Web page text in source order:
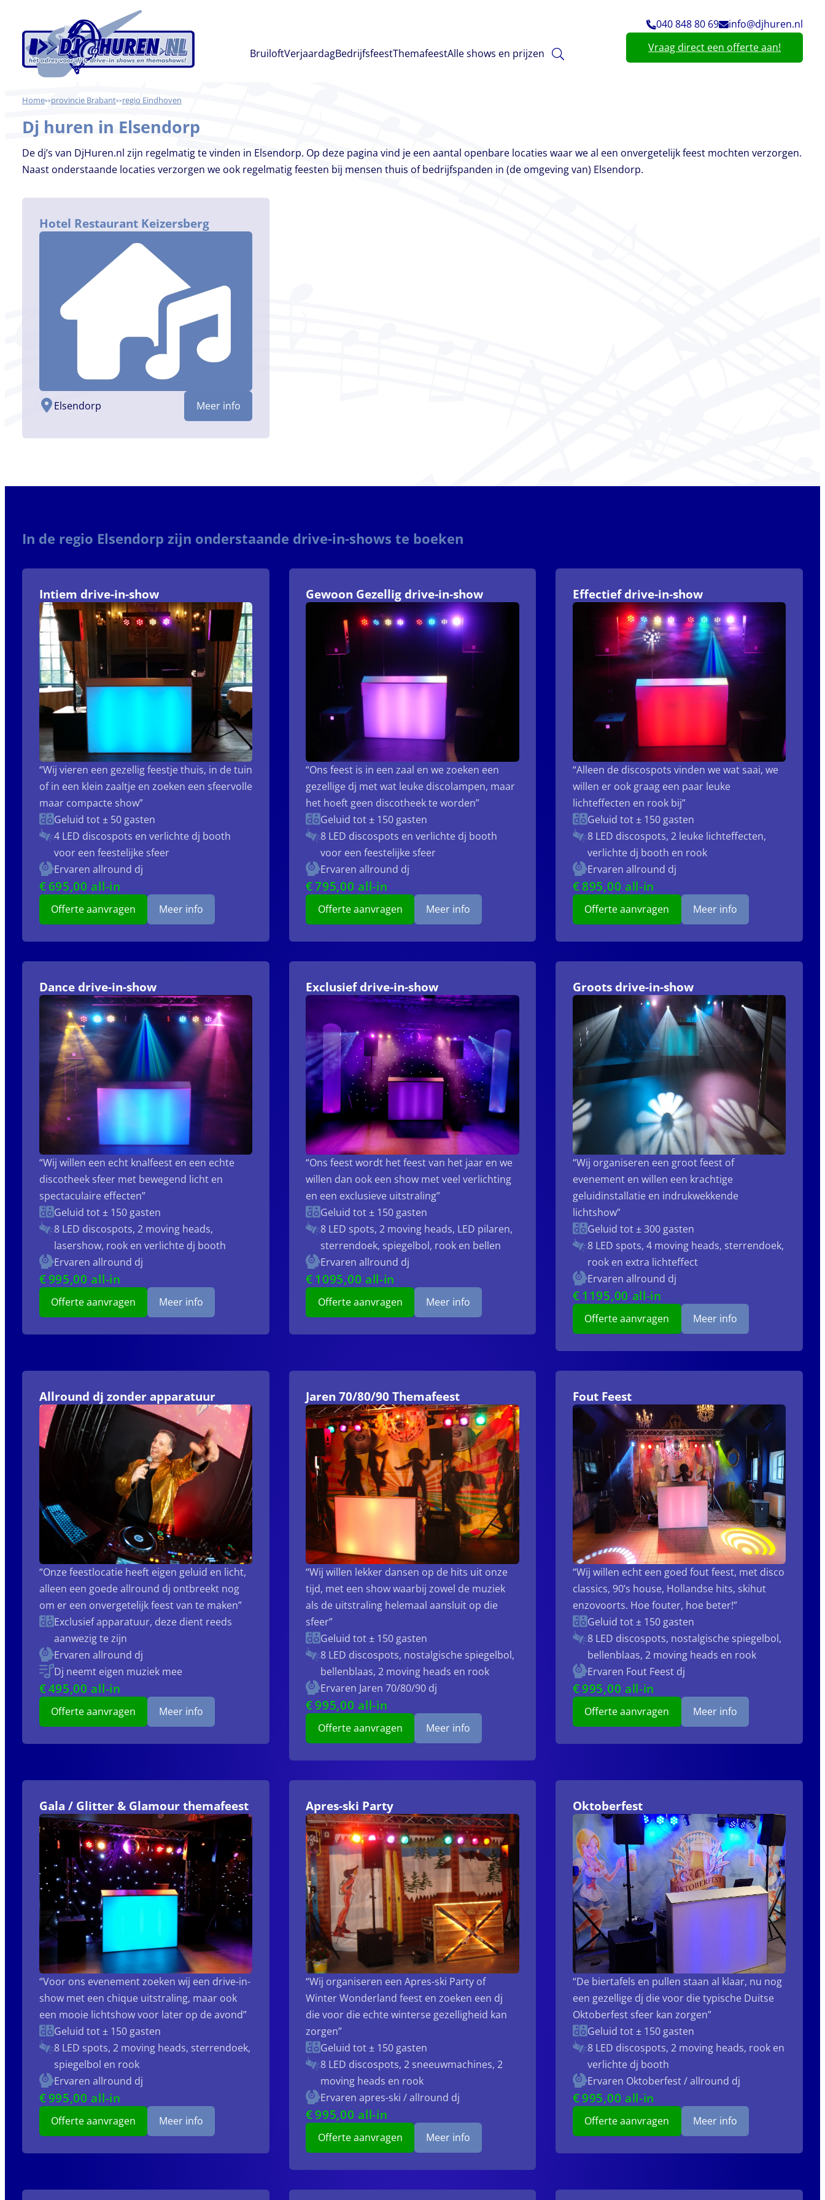
naar
inhoud
BruiloftVerjaardagBedrijfsfeestThemafeestAlle shows en prijzen
040 848 80 69
info@djhuren.nl
Vraag direct een offerte aan!
Home>> Brabant>> Eindhoven
Dj huren in Elsendorp
De dj’s van DjHuren.nl zijn regelmatig te vinden in Elsendorp. Op deze pagina vind je een aantal openbare locaties waar we al een onvergetelijk feest mochten verzorgen.
Naast onderstaande locaties verzorgen we ook regelmatig feesten bij mensen thuis of bedrijfspanden in (de omgeving van) Elsendorp.
Hotel Restaurant Keizersberg
Elsendorp Meer info
In de regio Elsendorp zijn onderstaande drive-in-shows te boeken
Intiem drive-in-show
“Wij vieren een gezellig feestje thuis, in de tuin
of in een klein zaaltje en zoeken een sfeervolle
maar compacte show”
Geluid tot ± 50 gasten
4 LED discospots en verlichte dj booth
voor een feestelijke sfeer
Ervaren allround dj
€ 695,00 all-in
Offerte aanvragen Meer info
Gewoon Gezellig drive-in-show
“Ons feest is in een zaal en we zoeken een
gezellige dj met wat leuke discolampen, maar
het hoeft geen discotheek te worden”
Geluid tot ± 150 gasten
8 LED discospots en verlichte dj booth
voor een feestelijke sfeer
Ervaren allround dj
€795,00 all-in
Offerte aanvragen Meer info
Effectief drive-in-show
“Alleen de discospots vinden we wat saai, we
willen er ook graag een paar leuke
lichteffecten en rook bij”
Geluid tot ± 150 gasten
8 LED discospots, 2 leuke lichteffecten,
verlichte dj booth en rook
Ervaren allround dj
€895,00 all-in
Offerte aanvragen Meer info
Dance drive-in-show
“Wij willen een echt knalfeest en een echte
discotheek sfeer met bewegend licht en
spectaculaire effecten”
Geluid tot ± 150 gasten
8 LED discospots, 2 moving heads,
lasershow, rook en verlichte dj booth
Ervaren allround dj
€995,00 all-in
Offerte aanvragen Meer info
Exclusief drive-in-show
“Ons feest wordt het feest van het jaar en we
willen dan ook een show met veel verlichting
en een exclusieve uitstraling”
Geluid tot ± 150 gasten
8 LED spots, 2 moving heads, LED pilaren,
sterrendoek, spiegelbol, rook en bellen
Ervaren allround dj
€ 1095,00 all-in
Offerte aanvragen Meer info
Groots drive-in-show
“Wij organiseren een groot feest of
evenement en willen een krachtige
geluidinstallatie en indrukwekkende
lichtshow”
Geluid tot ± 300 gasten
8 LED spots, 4 moving heads, sterrendoek,
rook en extra lichteffect
Ervaren allround dj
€ 1195,00 all-in
Offerte aanvragen Meer info
Allround dj zonder apparatuur
“Onze feestlocatie heeft eigen geluid en licht,
alleen een goede allround dj ontbreekt nog
om er een onvergetelijk feest van te maken”
Exclusief apparatuur, deze dient reeds
aanwezig te zijn
Ervaren allround dj
Dj neemt eigen muziek mee
€495,00 all-in
Offerte aanvragen Meer info
Jaren 70/80/90 Themafeest
“Wij willen lekker dansen op de hits uit onze
tijd, met een show waarbij zowel de muziek
als de uitstraling helemaal aansluit op die
sfeer”
Geluid tot ± 150 gasten
8 LED discospots, nostalgische spiegelbol,
bellenblaas, 2 moving heads en rook
Ervaren Jaren 70/80/90 dj
€995,00 all-in
Offerte aanvragen Meer info
Fout Feest
“Wij willen echt een goed fout feest, met disco
classics, 90’s house, Hollandse hits, skihut
enzovoorts. Hoe fouter, hoe beter!”
Geluid tot ± 150 gasten
8 LED discospots, nostalgische spiegelbol,
bellenblaas, 2 moving heads en rook
Ervaren Fout Feest dj
€995,00 all-in
Offerte aanvragen Meer info
Gala / Glitter & Glamour themafeest
“Voor ons evenement zoeken wij een drive-in-
show met een chique uitstraling, maar ook
een mooie lichtshow voor later op de avond”
Geluid tot ± 150 gasten
8 LED spots, 2 moving heads, sterrendoek,
spiegelbol en rook
Ervaren allround dj
€995,00 all-in
Offerte aanvragen Meer info
Apres-ski Party
“Wij organiseren een Apres-ski Party of
Winter Wonderland feest en zoeken een dj
die voor die echte winterse gezelligheid kan
zorgen”
Geluid tot ± 150 gasten
8 LED discospots, 2 sneeuwmachines, 2
moving heads en rook
Ervaren apres-ski / allround dj
€995,00 all-in
Offerte aanvragen Meer info
Oktoberfest
“De biertafels en pullen staan al klaar, nu nog
een gezellige dj die voor die typische Duitse
Oktoberfest sfeer kan zorgen”
Geluid tot ± 150 gasten
8 LED discospots, 2 moving heads, rook en
verlichte dj booth
Ervaren Oktoberfest / allround dj
€995,00 all-in
Offerte aanvragen Meer info